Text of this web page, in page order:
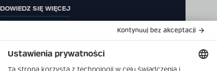
DOWIEDZ SIĘ WIĘCEJ
Rozwiązania
Produkty
Pliki do pobrania
Skontaktuj się z nami